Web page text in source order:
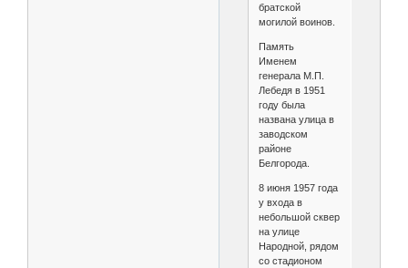
братской
могилой воинов.
Память
Именем
генерала М.П.
Лебедя в 1951
году была
названа улица в
заводском
районе
Белгорода.
8 июня 1957 года
у входа в
небольшой сквер
на улице
Народной, рядом
со ста­дионом